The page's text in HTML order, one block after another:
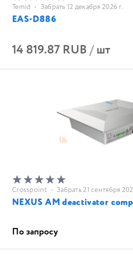
Temid • Забрать 12 декабря 2026 г.
EAS-D886
14 819.87 RUB/шт
Crosspoint • Забрать 21 сентября
NEXUS AM deactivator
По запросу